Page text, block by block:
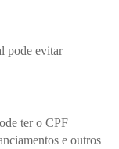
pode evitar
ter o CPF
e outros